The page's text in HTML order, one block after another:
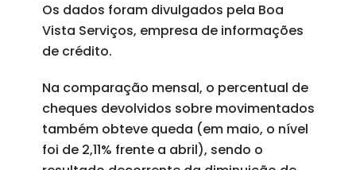
Os dados foram divulgados pela Boa
Vista Serviços, empresa de informações
de crédito.
Na comparação mensal, o percentual de
cheques devolvidos sobre movimentados
também obteve queda (em maio, o nível
foi de 2,11% frente a abril), sendo o